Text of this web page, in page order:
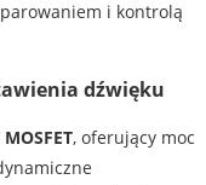
i kontrolą
dźwięku
MOSFET, oferujący moc